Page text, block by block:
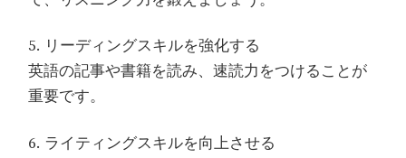
5. リーディングスキルを強化する
英語の記事や書籍を読み、速読力をつけることが
重要です。
6. ライティングスキルを向上させる